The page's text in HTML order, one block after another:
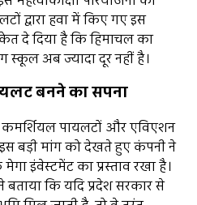
द्वारा हवा में किए गए इस
दे दिया है कि हिमाचल का
स्कूल अब ज्यादा दूर नहीं है।
बनने का सपना
कमर्शियल पायलटों और एविएशन
बड़ी मांग को देखते हुए कंपनी ने
इंवेस्टमेंट का प्रस्ताव रखा है।
बताया कि यदि प्रदेश सरकार से